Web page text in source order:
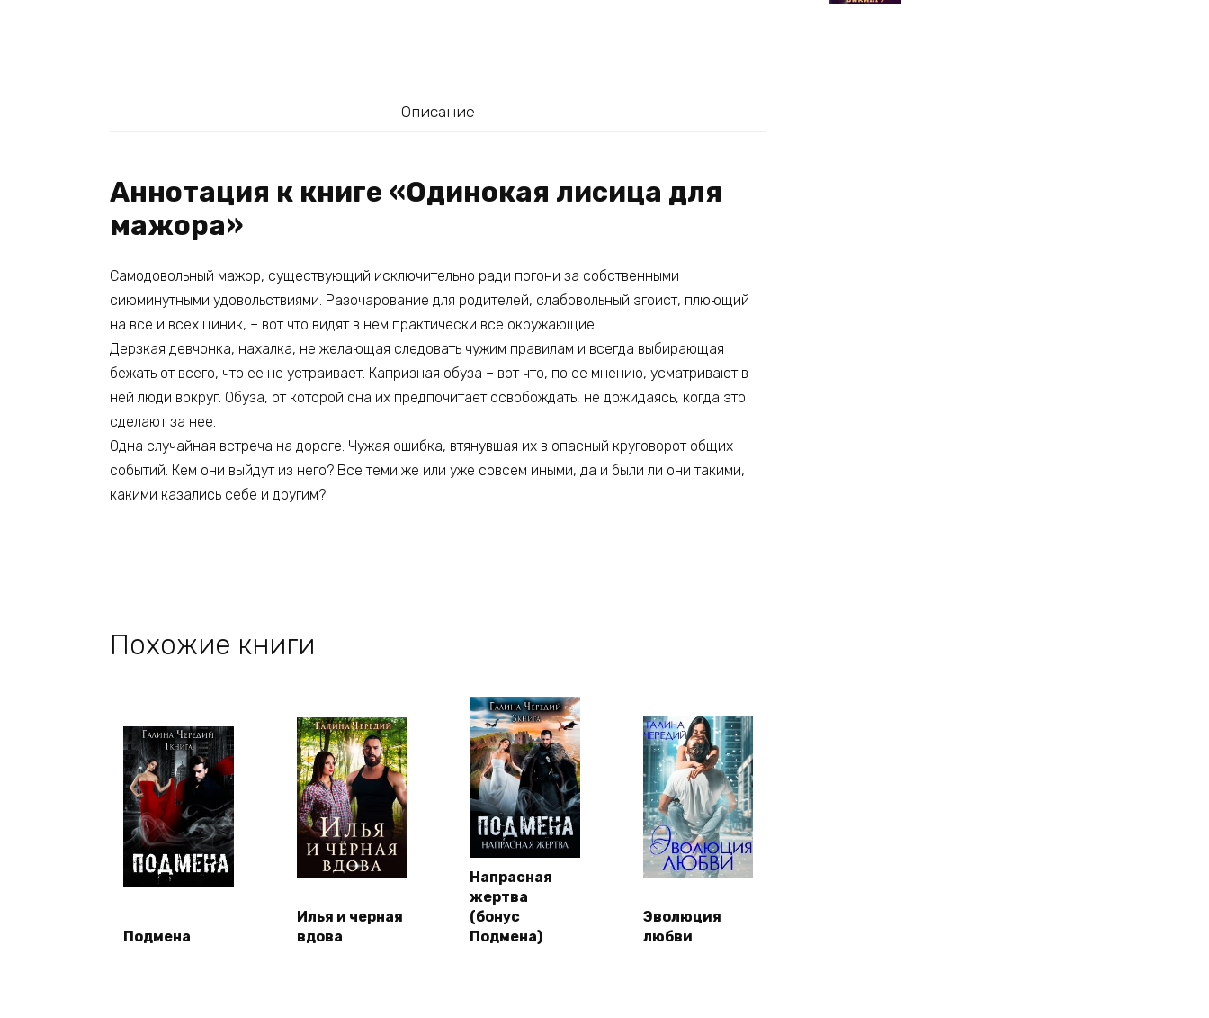
Описание
Аннотация к книге «Одинокая лисица для
мажора»
Самодовольный мажор, существующий исключительно ради погони за собственными
сиюминутными удовольствиями. Разочарование для родителей, слабовольный эгоист, плюющий
на все и всех циник, – вот что видят в нем практически все окружающие.
Дерзкая девчонка, нахалка, не желающая следовать чужим правилам и всегда выбирающая
бежать от всего, что ее не устраивает. Капризная обуза – вот что, по ее мнению, усматривают в
ней люди вокруг. Обуза, от которой она их предпочитает освобождать, не дожидаясь, когда это
сделают за нее.
Одна случайная встреча на дороге. Чужая ошибка, втянувшая их в опасный круговорот общих
событий. Кем они выйдут из него? Все теми же или уже совсем иными, да и были ли они такими,
какими казались себе и другим?
Похожие книги
Подмена
Илья и черная
вдова
Напрасная
жертва
(бонус
Подмена)
Эволюция
любви